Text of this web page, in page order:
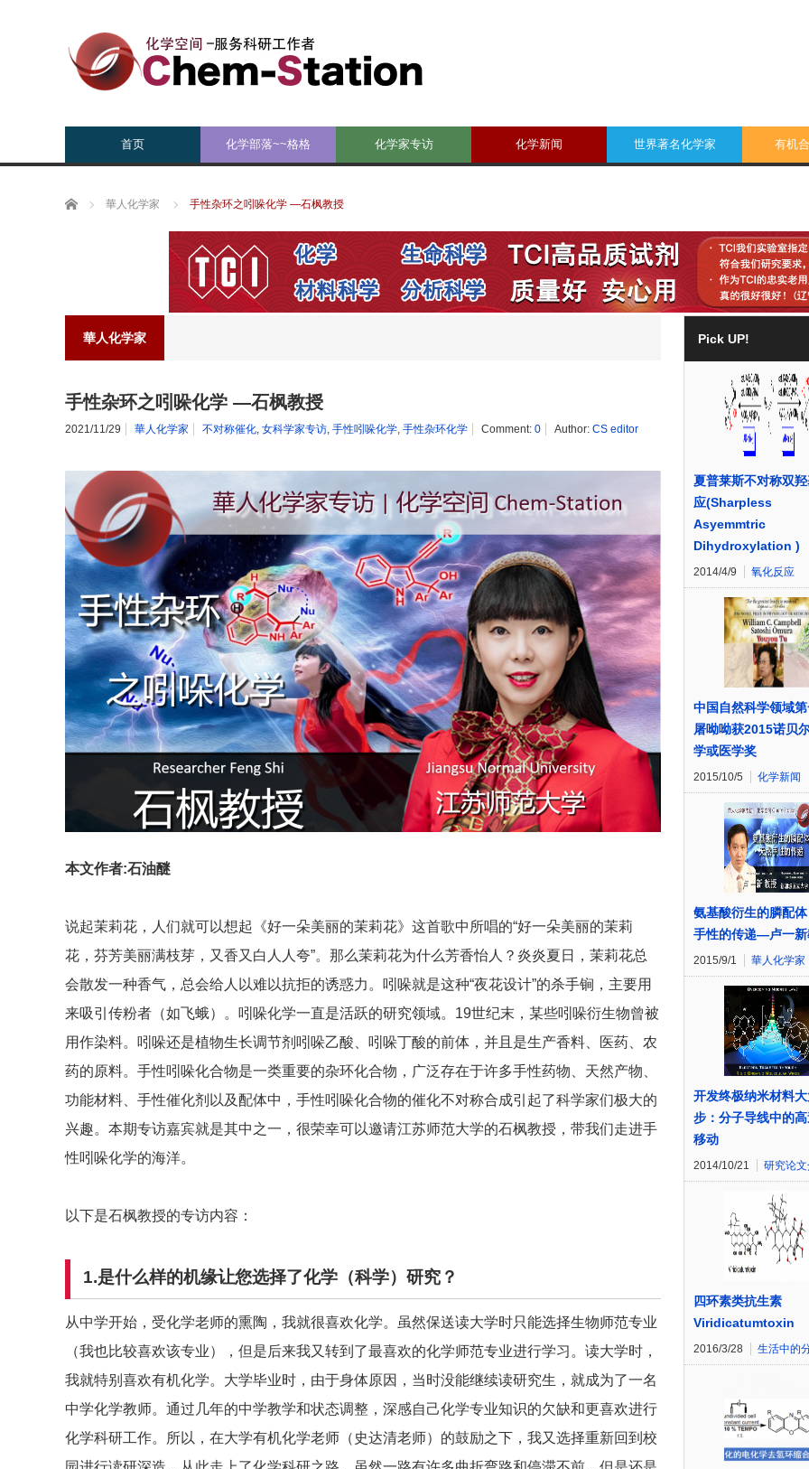
首页 化学部落~~格格 化学家专访 化学新闻 世界著名化学家 有机
Home 華人化学家 手性杂环之吲哚化学 —石枫教授
華人化学家
手性杂环之吲哚化学 —石枫教授
2021/11/29 華人化学家 不对称催化, 女科学家专访, 手性吲哚化学, 手性杂环化学 Comment: 0 Author: CS editor
本文作者:石油醚
说起茉莉花，人们就可以想起《好一朵美丽的茉莉花》这首歌中所唱的“好一朵美丽的茉莉
花，芬芳美丽满枝芽，又香又白人人夸”。那么茉莉花为什么芳香怡人？炎炎夏日，茉莉花总
会散发一种香气，总会给人以难以抗拒的诱惑力。吲哚就是这种“夜花设计”的杀手锏，主要用
来吸引传粉者（如飞蛾）。吲哚化学一直是活跃的研究领域。19世纪末，某些吲哚衍生物曾被
用作染料。吲哚还是植物生长调节剂吲哚乙酸、吲哚丁酸的前体，并且是生产香料、医药、农
药的原料。手性吲哚化合物是一类重要的杂环化合物，广泛存在于许多手性药物、天然产物、
功能材料、手性催化剂以及配体中，手性吲哚化合物的催化不对称合成引起了科学家们极大的
兴趣。本期专访嘉宾就是其中之一，很荣幸可以邀请江苏师范大学的石枫教授，带我们走进手
性吲哚化学的海洋。
以下是石枫教授的专访内容：
1.是什么样的机缘让您选择了化学（科学）研究？
从中学开始，受化学老师的熏陶，我就很喜欢化学。虽然保送读大学时只能选择生物师范专业
（我也比较喜欢该专业），但是后来我又转到了最喜欢的化学师范专业进行学习。读大学时，
我就特别喜欢有机化学。大学毕业时，由于身体原因，当时没能继续读研究生，就成为了一名
中学化学教师。通过几年的中学教学和状态调整，深感自己化学专业知识的欠缺和更喜欢进行
化学科研工作。所以，在大学有机化学老师（史达清老师）的鼓励之下，我又选择重新回到校
Pick UP!
夏普莱斯不对称双
应(Sharpless
Asyemmtric
Dihydroxylation )
2014/4/9 氧化反应
中国自然科学领域
屠呦呦获2015诺贝
学或医学奖
2015/10/5 化学新闻
氨基酸衍生的膦配
手性的传递—卢一新
2015/9/1 華人化学家
开发终极纳米材料
步：分子导线中的
移动
2014/10/21 研究论文
四环素类抗生素
Viridicatumtoxin
2016/3/28 生活中的